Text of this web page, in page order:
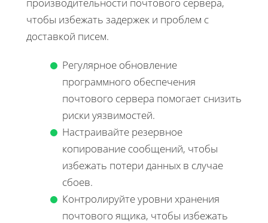
чтобы избежать задержек и проблем с
доставкой писем.
Регулярное обновление
программного обеспечения
почтового сервера помогает снизить
риски уязвимостей.
Настраивайте резервное
копирование сообщений, чтобы
избежать потери данных в случае
сбоев.
Контролируйте уровни хранения
почтового ящика, чтобы избежать